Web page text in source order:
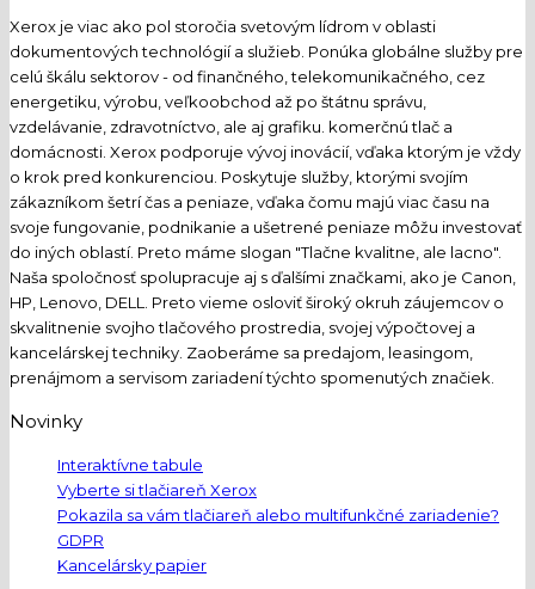
Xerox je viac ako pol storočia svetovým lídrom v oblasti
dokumentových technológií a služieb. Ponúka globálne služby pre
celú škálu sektorov - od finančného, telekomunikačného, cez
energetiku, výrobu, veľkoobchod až po štátnu správu,
vzdelávanie, zdravotníctvo, ale aj grafiku. komerčnú tlač a
domácnosti. Xerox podporuje vývoj inovácií, vďaka ktorým je vždy
o krok pred konkurenciou. Poskytuje služby, ktorými svojím
zákazníkom šetrí čas a peniaze, vďaka čomu majú viac času na
svoje fungovanie, podnikanie a ušetrené peniaze môžu investovať
do iných oblastí. Preto máme slogan "Tlačne kvalitne, ale lacno".
Naša spoločnosť spolupracuje aj s ďalšími značkami, ako je Canon,
HP, Lenovo, DELL. Preto vieme osloviť široký okruh záujemcov o
skvalitnenie svojho tlačového prostredia, svojej výpočtovej a
kancelárskej techniky. Zaoberáme sa predajom, leasingom,
prenájmom a servisom zariadení týchto spomenutých značiek.
Novinky
Interaktívne tabule
Vyberte si tlačiareň Xerox
Pokazila sa vám tlačiareň alebo multifunkčné zariadenie?
GDPR
Kancelársky papier